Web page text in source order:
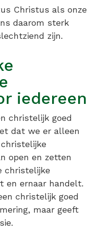
Christus als onze
daarom sterk
zijn.
iedereen
christelijk goed
dat we er alleen
open en zetten
christelijke
en ernaar handelt.
christelijk goed
maar geeft